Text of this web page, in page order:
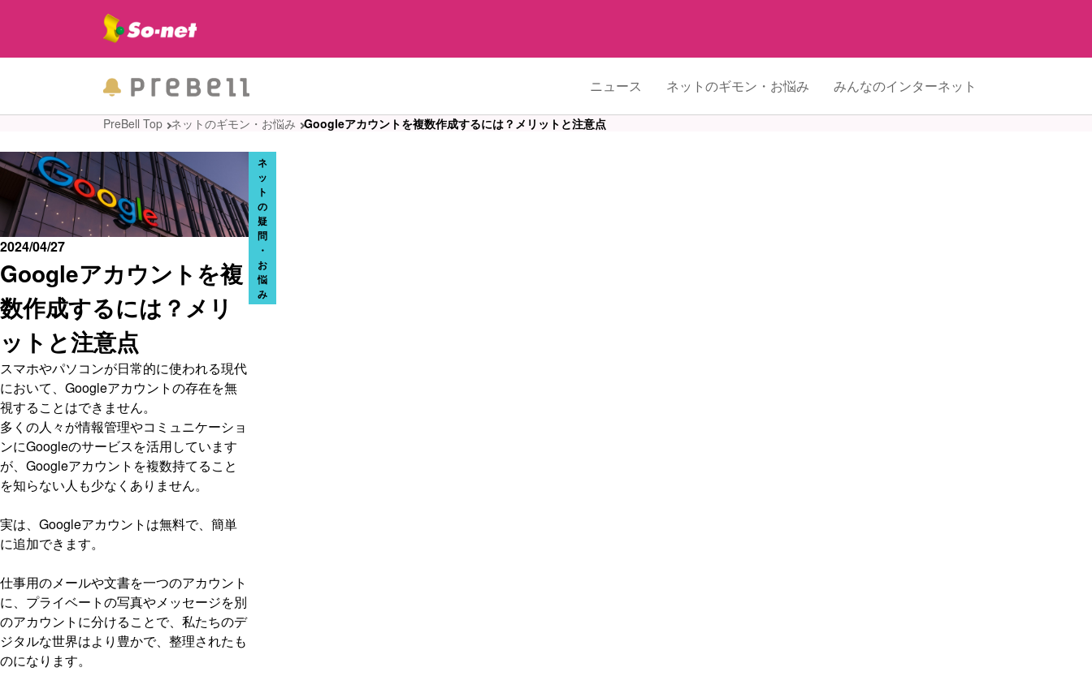
ニュース ネットのギモン・お悩み みんなのインターネット
PreBell Top ネットのギモン・お悩み Googleアカウントを複数作成するには？メリットと注意点
ネ
ッ
ト
の
疑
問
・
お
悩
み
Googleアカウントを複
数作成するには？メリ
ットと注意点
2024/04/27
スマホやパソコンが日常的に使われる現代
において、Googleアカウントの存在を無
視することはできません。
多くの人々が情報管理やコミュニケーショ
ンにGoogleのサービスを活用しています
が、Googleアカウントを複数持てること
を知らない人も少なくありません。
実は、Googleアカウントは無料で、簡単
に追加できます。
仕事用のメールや文書を一つのアカウント
に、プライベートの写真やメッセージを別
のアカウントに分けることで、私たちのデ
ジタルな世界はより豊かで、整理されたも
のになります。